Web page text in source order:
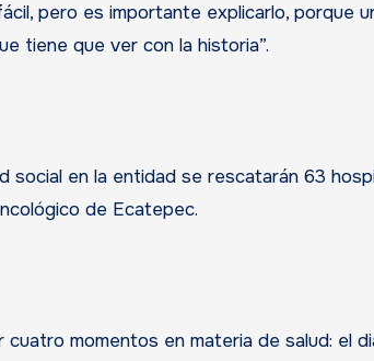
pero es importante explicarlo, porque
tiene que ver con la historia”.
social en la entidad se rescatarán 63
de Ecatepec.
momentos en materia de salud: el